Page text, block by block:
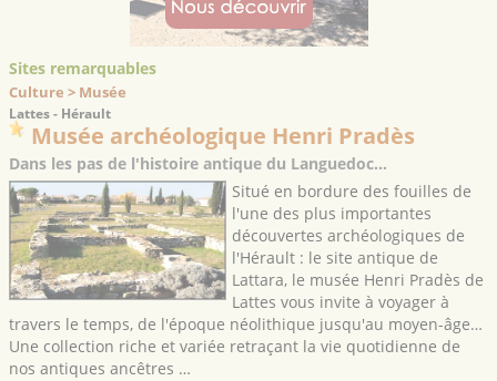
Sites remarquables
Culture > Musée
Lattes - Hérault
Musée archéologique Henri Pradès
Dans les pas de l'histoire antique du Languedoc…
Situé en bordure des fouilles de
l'une des plus importantes
découvertes archéologiques de
l'Hérault : le site antique de
Lattara, le musée Henri Pradès de
Lattes vous invite à voyager à
travers le temps, de l'époque néolithique jusqu'au moyen-âge…
Une collection riche et variée retraçant la vie quotidienne de
nos antiques ancêtres …